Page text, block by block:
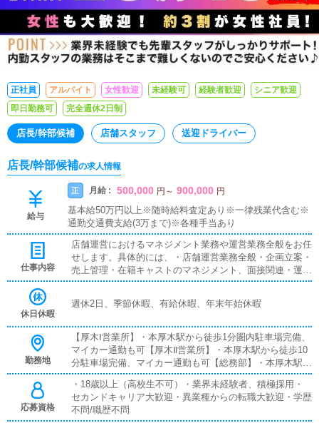
正社員 アルバイト 女性歓迎 未経験可 経験者歓迎
シニア歓迎
即日勤務可
完全週休2日制
店長/幹部候補 店舗スタッフ 送迎ドライバー
店長/幹部候補の求人情報
給与
正 月給 : 500,000 円 ～ 900,000 円
基本給50万円以上※随時給料査定あり※一律残業代含む※
通勤交通費支給(3万まで)※各種手当あり
仕事内容
店舗運営におけるマネジメント業務や運営業務全般をお任
せします。具体的には、・店舗運営業務全般・企画立案・
売上管理・在籍キャストのマネジメント、面接関連・運営
スタッフ管理・店舗を作り上げるマネジメント業務 など
み、アイディアなどを反映し、お客様やコンパニオンさ
ます。
休日休暇
週休2日、季節休暇、有給休暇、年末年始休暇
勤務地
【厚木Ⅰ営業所】・本厚木駅から徒歩1分圏内駐車場完備、
マイカー通勤も可【厚木Ⅱ営業所】・本厚木駅から徒歩10
分駐車場完備、マイカー通勤も可【総務部】・本厚木駅か
ら徒歩5分圏内【小田原営業所】・小田原駅から徒歩3分
圏内駐車場完備、マイカー通勤も可【東横営業所】・武蔵
小杉駅から徒歩5分圏内駐車場完備、マイカー通勤も可
【池袋営業所】・池袋駅から徒歩5分圏内
応募資格
・18歳以上（高校生不可）・業界未経験者、積極採用・
セカンドキャリア大歓迎・異業種からの転職大歓迎・学歴
不問/職歴不問